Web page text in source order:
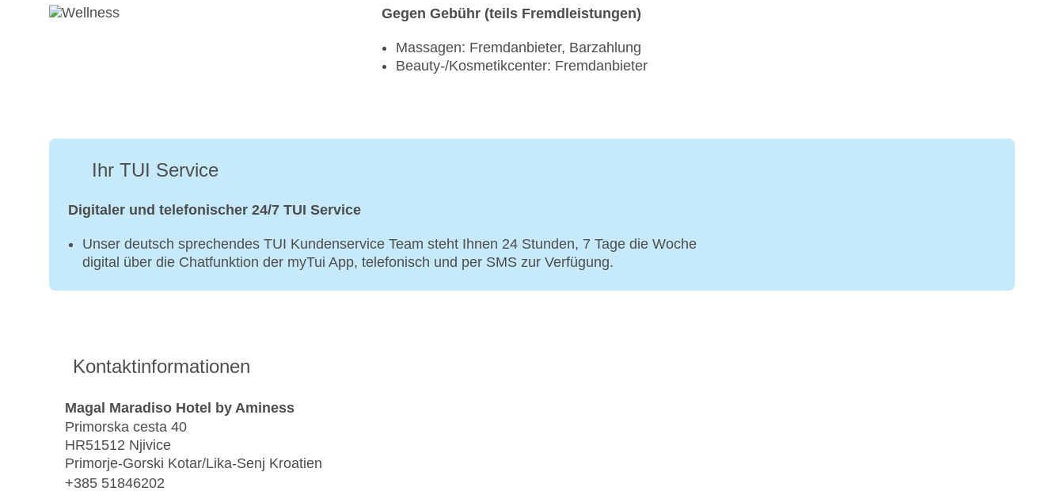
Gegen Gebühr (teils Fremdleistungen)
Massagen: Fremdanbieter, Barzahlung
Beauty-/Kosmetikcenter: Fremdanbieter
Ihr TUI Service
Digitaler und telefonischer 24/7 TUI Service
Unser deutsch sprechendes TUI Kundenservice Team steht Ihnen 24 Stunden, 7 Tage die Woche
digital über die Chatfunktion der myTui App, telefonisch und per SMS zur Verfügung.
Kontaktinformationen
Magal Maradiso Hotel by Aminess
Primorska cesta 40
HR51512 Njivice
Primorje-Gorski Kotar/Lika-Senj Kroatien
+385 51846202